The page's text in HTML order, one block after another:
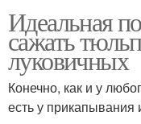
Идеальная
сажать
луковичных
Конечно, как и у
есть у прикапывания